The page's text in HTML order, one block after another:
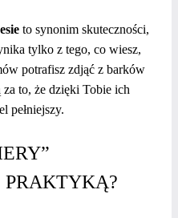
to synonim skuteczności,
tylko z tego, co wiesz,
potrafisz zdjąć z barków
to, że dzięki Tobie ich
pełniejszy.
PRAKTYKĄ?